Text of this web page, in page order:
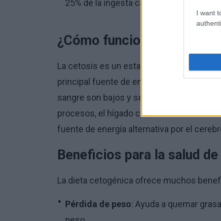
I want
25% de la ingesta calórica diaria.
¿Cómo funciona la cetosis?
La cetosis es un estado metabólico en el
principal fuente de energía en lugar de
sangre son bajos y se agotan las
procesos, el hígado comienza a
fuente de energía alternativa por el
Beneficios para la salud
La dieta cetogénica ofrece muchos
Pérdida de peso: Ayuda a quemar